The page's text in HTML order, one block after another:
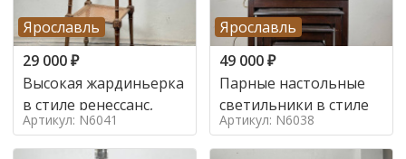
Ярославль
29 000₽
Высокая жардиньерка
в стиле ренессанс,
Артикул: N6041
Ярославль
49 000₽
Парные настольные
светильники в стиле
Артикул: N6038